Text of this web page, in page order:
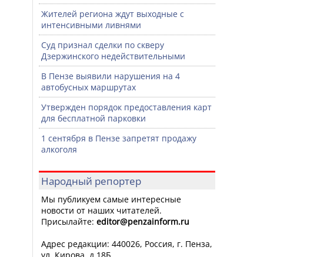
Жителей региона ждут выходные с
интенсивными ливнями
Суд признал сделки по скверу
Дзержинского недействительными
В Пензе выявили нарушения на 4
автобусных маршрутах
Утвержден порядок предоставления карт
для бесплатной парковки
1 сентября в Пензе запретят продажу
алкоголя
Народный репортер
Мы публикуем самые интересные
новости от наших читателей.
Присылайте: editor@penzainform.ru
Адрес редакции: 440026, Россия, г. Пенза,